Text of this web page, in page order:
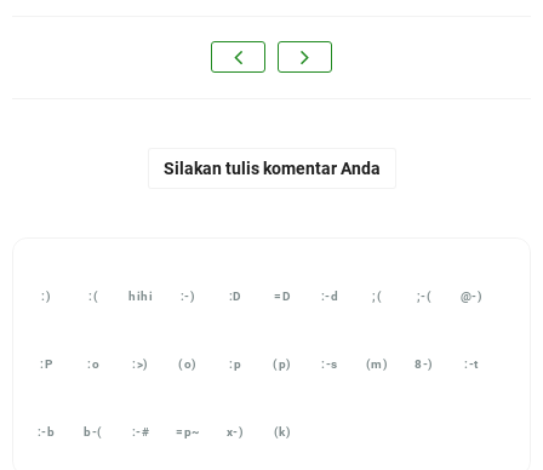
Silakan tulis komentar Anda
:) :( hihi :-) :D =D :-d ;( ;-( @-)
:P :o :>) (o) :p (p) :-s (m) 8-) :-t
:-b b-( :-# =p~ x-) (k)